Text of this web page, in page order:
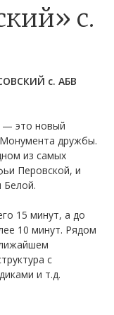
с.
с. АБВ
— это новый
дружбы.
из самых
Перовской, и
Белой.
15 минут, а до
10 минут. Рядом
с
и т.д.